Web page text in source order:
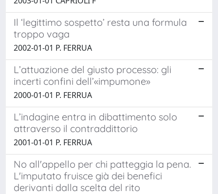
Il ‘legittimo sospetto’ resta una formula
troppo vaga
2002-01-01 P. FERRUA
L’attuazione del giusto processo: gli
incerti confini dell’«impumone»
2000-01-01 P. FERRUA
L’indagine entra in dibattimento solo
attraverso il contraddittorio
2001-01-01 P. FERRUA
No all'appello per chi patteggia la pena.
L'imputato fruisce già dei benefici
derivanti dalla scelta del rito